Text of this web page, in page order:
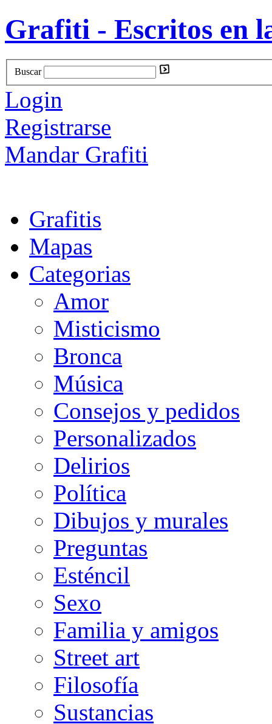
Grafiti - Escritos en
Buscar
Login
Registrarse
Mandar Grafiti
Grafitis
Mapas
Categorias
Amor
Misticismo
Bronca
Música
Consejos y pedidos
Personalizados
Delirios
Política
Dibujos y murales
Preguntas
Esténcil
Sexo
Familia y amigos
Street art
Filosofía
Sustancias